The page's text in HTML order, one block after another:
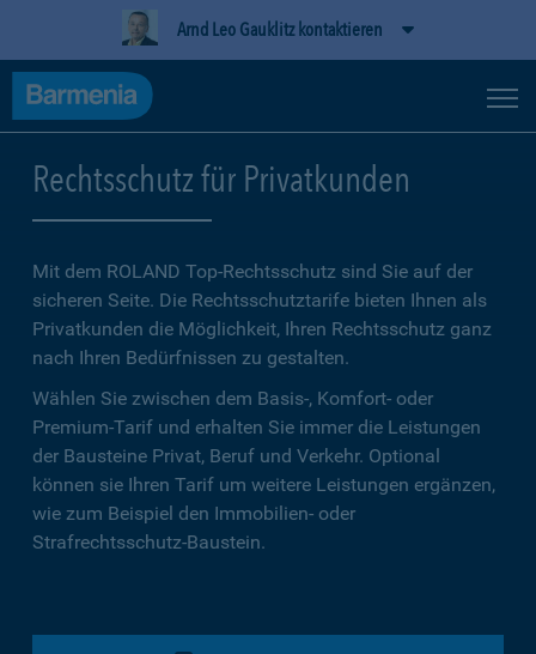
Arnd Leo Gauklitz kontaktieren
Rechtsschutz für Privatkunden
Mit dem ROLAND Top-Rechtsschutz sind Sie auf der
sicheren Seite. Die Rechtsschutztarife bieten Ihnen als
Privatkunden die Möglichkeit, Ihren Rechtsschutz ganz
nach Ihren Bedürfnissen zu gestalten.
Wählen Sie zwischen dem Basis-, Komfort- oder
Premium-Tarif und erhalten Sie immer die Leistungen
der Bausteine Privat, Beruf und Verkehr. Optional
können sie Ihren Tarif um weitere Leistungen ergänzen,
wie zum Beispiel den Immobilien- oder
Strafrechtsschutz-Baustein.